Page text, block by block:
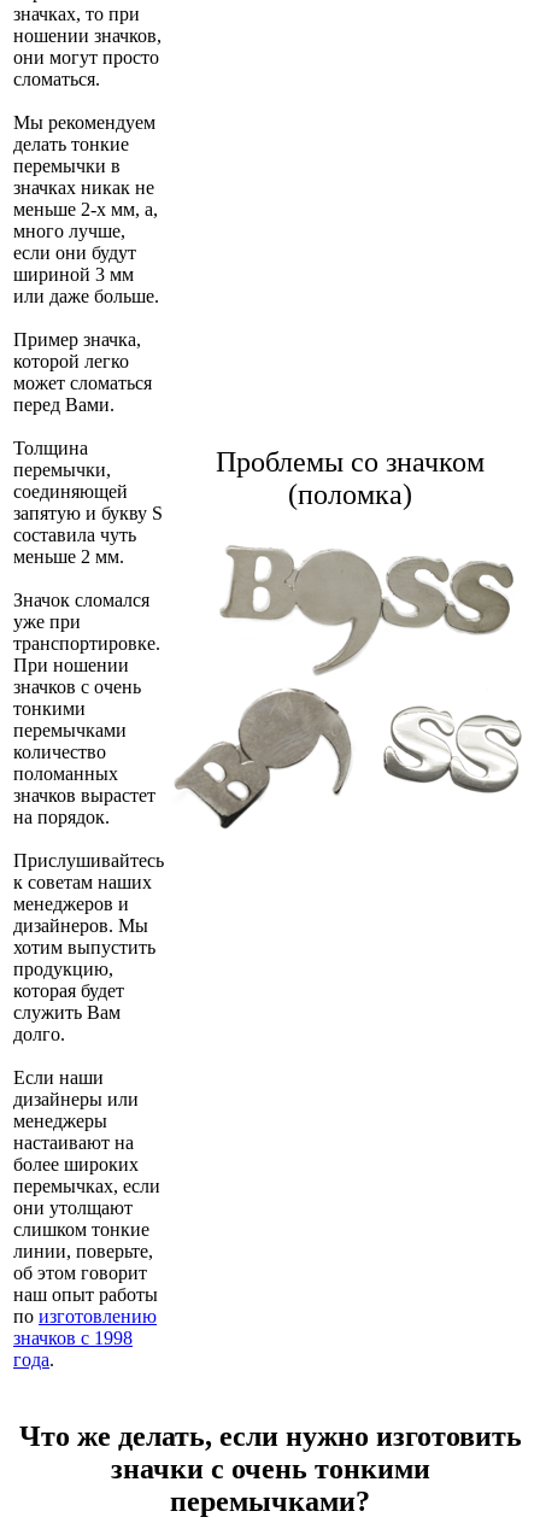
значках, то при
ношении значков,
они могут просто
сломаться.
Мы рекомендуем
делать тонкие
перемычки в
значках никак не
меньше 2-х мм, а,
много лучше,
если они будут
шириной 3 мм
или даже больше.
Пример значка,
которой легко
может сломаться
перед Вами.
Толщина
перемычки,
соединяющей
запятую и букву S
составила чуть
меньше 2 мм.
Значок сломался
уже при
транспортировке.
При ношении
значков с очень
тонкими
перемычками
количество
поломанных
значков вырастет
на порядок.
Прислушивайтесь
к советам наших
менеджеров и
дизайнеров. Мы
хотим выпустить
продукцию,
которая будет
служить Вам
долго.
Если наши
дизайнеры или
менеджеры
настаивают на
более широких
перемычках, если
они утолщают
слишком тонкие
линии, поверьте,
об этом говорит
наш опыт работы
по изготовлению
значков с 1998
года.
Проблемы со значком
(поломка)
Что же делать, если нужно изготовить
значки с очень тонкими
перемычками?